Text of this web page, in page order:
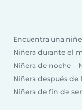
Encuentra una
Niñera durante el
Niñera de noche
Niñera después de
Niñera de fin de